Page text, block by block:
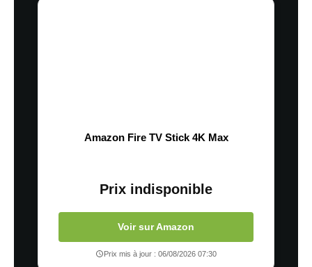
Amazon Fire TV Stick 4K Max
Prix indisponible
Voir sur Amazon
Prix mis à jour : 06/08/2026 07:30